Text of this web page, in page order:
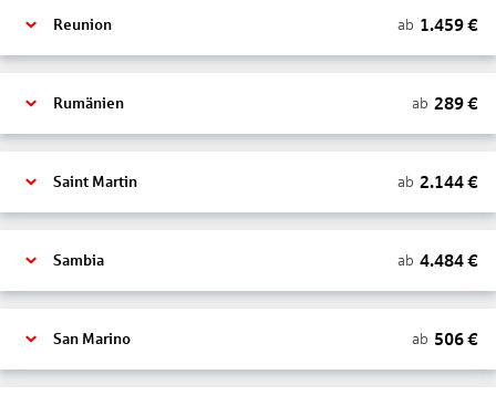
Reunion ab 1.459€
Rumänien ab 289€
Saint Martin ab 2.144€
Sambia ab 4.484€
San Marino ab 506€